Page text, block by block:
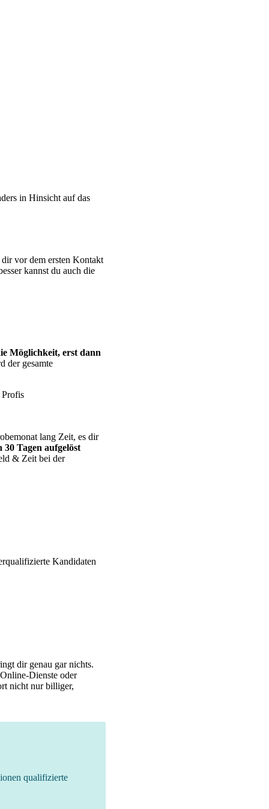
in Hinsicht auf das
vor dem ersten Kontakt
kannst du auch die
Möglichkeit, erst dann
der gesamte
Profis
lang Zeit, es dir
Tagen aufgelöst
& Zeit bei der
Kandidaten
dir genau gar nichts.
Dienste oder
nicht nur billiger,
qualifizierte